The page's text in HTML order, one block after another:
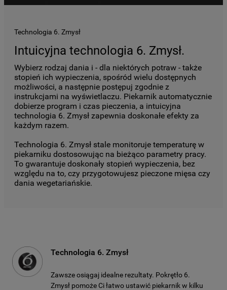
Technologia 6. Zmysł
Intuicyjna technologia 6. Zmysł.
Wybierz rodzaj dania i - dla niektórych potraw - także
stopień ich wypieczenia, spośród wielu dostępnych
możliwości, a następnie postępuj zgodnie z
instrukcjami na wyświetlaczu. Piekarnik automatycznie
dobierze program i czas pieczenia, a intuicyjna
technologia 6. Zmysł zapewnia doskonałe efekty za
każdym razem.
Technologia 6. Zmysł stale monitoruje temperaturę w
piekarniku dostosowując na bieżąco parametry pracy.
To gwarantuje doskonały stopień wypieczenia, bez
względu na to, czy przygotowujesz pieczone mięsa czy
dania wegetariańskie.
Technologia 6. Zmysł
Zawsze osiągaj idealne rezultaty. Pokrętło 6.
Zmysł pomoże Ci łatwo ustawić piekarnik w kilku